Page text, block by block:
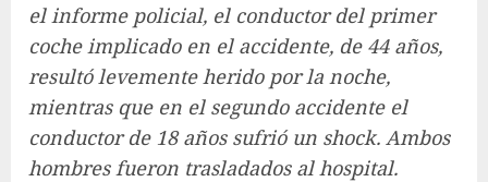
el informe policial, el conductor del primer
coche implicado en el accidente, de 44 años,
resultó levemente herido por la noche,
mientras que en el segundo accidente el
conductor de 18 años sufrió un shock. Ambos
hombres fueron trasladados al hospital.